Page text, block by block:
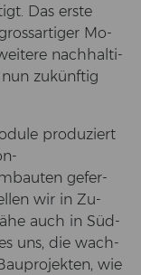
Das erste
Mo­
nach­hal­ti­
zu­künf­tig
pro­du­ziert
ge­fer­
wir in Zu­
auch in Süd­
uns, die wach­
wie